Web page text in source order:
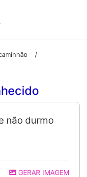
/
não durmo
GERAR IMAGEM